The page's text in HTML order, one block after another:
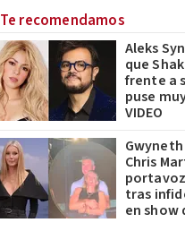
Te recomendamos
Aleks
que
frente a
puse
VIDEO
Chris
tras
en show